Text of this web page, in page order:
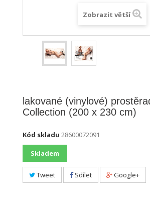
Zobrazit větší
lakované (vinylové)
Collection (200 x 230 cm)
Kód skladu 28600072091
Skladem
Tweet Sdílet Google+